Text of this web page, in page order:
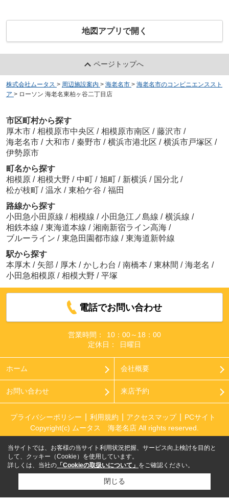
地図アプリで開く
ページトップへ
株式会社ムータス > 周辺施設案内 > 海老名市 > 海老名市のコンビニエンススト
ア > ローソン 海老名東柏ヶ谷二丁目店
市区町村から探す
厚木市 / 相模原市中央区 / 相模原市南区 / 藤沢市 /
海老名市 / 大和市 / 秦野市 / 横浜市港北区 / 横浜市戸塚区 /
伊勢原市
町名から探す
相模原 / 相模大野 / 中町 / 旭町 / 新横浜 / 国分北 /
松が枝町 / 温水 / 東柏ケ谷 / 福田
路線から探す
小田急小田原線 / 相模線 / 小田急江ノ島線 / 横浜線 /
相鉄本線 / 東海道本線 / 湘南新宿ライン高海 /
ブルーライン / 東急田園都市線 / 東海道新幹線
駅から探す
本厚木 / 矢部 / 厚木 / かしわ台 / 南橋本 / 東林間 / 海老名 /
小田急相模原 / 相模大野 / 平塚
電話でお問い合わせ
営業時間：
10：00～18：00
定休日：
日曜日
ホーム 会社概要
お問い合わせ 来店予約
プライバシーポリシー 利用規約 アクセスマップ
PCサイト
Copyright(c) ムータス 海老名店 All rights reserved.
当サイトでは、お客様の当サイト利用状況把握、サービス向上検討を目的と
して、クッキー（Cookie）を使用しています。
詳しくは、当社の 「Cookieの取扱いについて」 をご確認ください。
閉じる